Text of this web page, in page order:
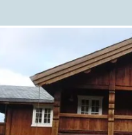
at flisene er
kjøkkenfliser,
valgmuligheter
fliser har god